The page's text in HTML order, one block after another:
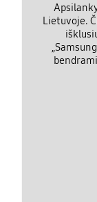
Lietuvoje.